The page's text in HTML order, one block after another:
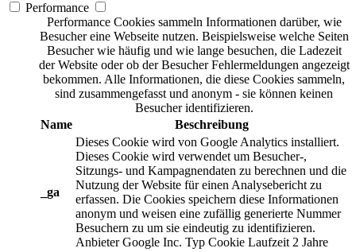
Performance
Performance Cookies sammeln Informationen darüber, wie
Besucher eine Webseite nutzen. Beispielsweise welche Seiten
Besucher wie häufig und wie lange besuchen, die Ladezeit
der Website oder ob der Besucher Fehlermeldungen angezeigt
bekommen. Alle Informationen, die diese Cookies sammeln,
sind zusammengefasst und anonym - sie können keinen
Besucher identifizieren.
Name
Beschreibung
_ga
Dieses Cookie wird von Google Analytics installiert.
Dieses Cookie wird verwendet um Besucher-,
Sitzungs- und Kampagnendaten zu berechnen und die
Nutzung der Website für einen Analysebericht zu
erfassen. Die Cookies speichern diese Informationen
anonym und weisen eine zufällig generierte Nummer
Besuchern zu um sie eindeutig zu identifizieren.
Anbieter Google Inc. Typ Cookie Laufzeit 2 Jahre